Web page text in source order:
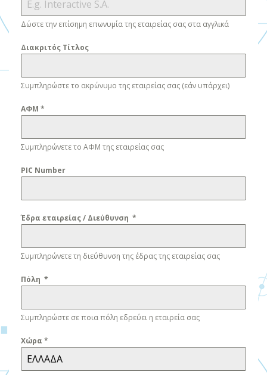
Δώστε την επίσημη επωνυμία της εταιρείας σας στα αγγλικά
Διακριτός Τίτλος
Συμπληρώστε το ακρώνυμο της εταιρείας σας (εάν υπάρχει)
ΑΦΜ *
Συμπληρώνετε το ΑΦΜ της εταιρείας σας
PIC Number
Έδρα εταιρείας / Διεύθυνση *
Συμπληρώνετε τη διεύθυνση της έδρας της εταιρείας σας
Πόλη *
Συμπληρώστε σε ποια πόλη εδρεύει η εταιρεία σας
Χώρα *